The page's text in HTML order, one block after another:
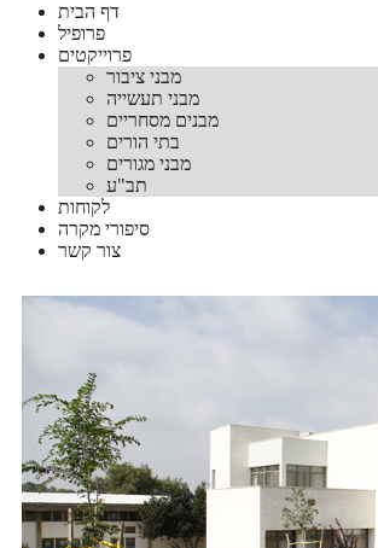
דף הבית
פרופיל
פרוייקטים
מבני ציבור
מבני תעשייה
מבנים מסחריים
בתי הורים
מבני מגורים
תב"ע
לקוחות
סיפורי מקרה
צור קשר